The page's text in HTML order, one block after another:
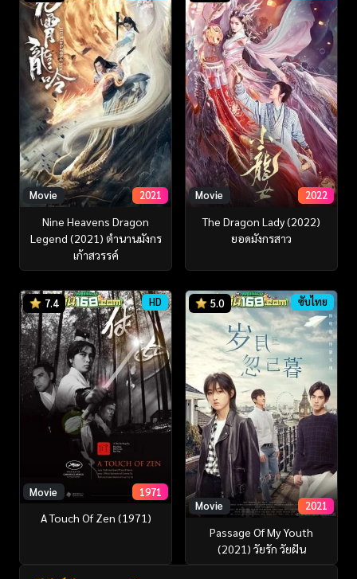
Movie 2021
Nine Heavens Dragon
Legend (2021) ตำนานมังกร
เก้าสวรรค์
Movie 2022
The Dragon Lady (2022)
ยอดมังกรสาว
7.4 HD
Movie 1971
A Touch Of Zen (1971)
5.0 ซับไทย
Movie 2021
Passage Of My Youth
(2021) วัยรัก วัยฝัน